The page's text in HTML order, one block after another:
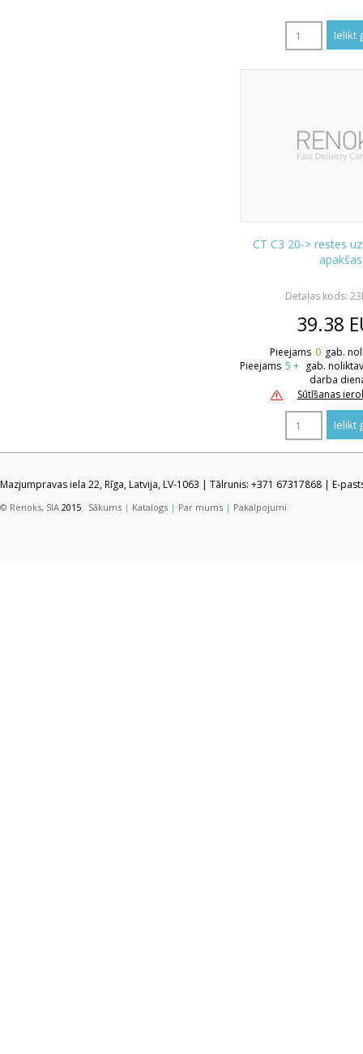
CT C3 20-> restes
apakšas
Detaļas kods:
39.38
Pieejams 0 gab.
Pieejams 5 + gab.
darba
Sūtīšanas
Mazjumpravas iela 22, Rīga, Latvija, LV-1063 | Tālrunis: +371 67317868 | E-
© Renoks, SIA 2015 Sākums | Katalogs | Par mums | Pakalpojumi